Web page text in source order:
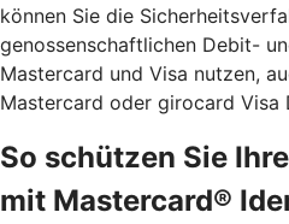
können Sie die
genossenschaftlichen Debit-
Mastercard und Visa nutzen,
Mastercard oder girocard Visa
So schützen Sie
mit Mastercard®